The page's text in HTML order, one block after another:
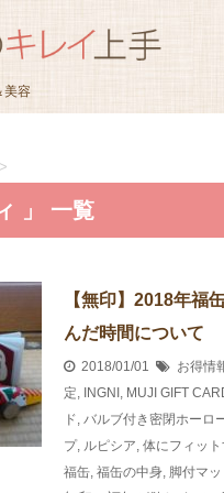
美容
>
」 一覧
【無印】2018年福
んだ時間について
2018/01/01 お得情
定, INGNI , MUJI GIFT
ド, バルブ付き密閉ホーロ
プ, ルピシア, 体にフィッ
福缶, 福缶の中身, 脚付マ